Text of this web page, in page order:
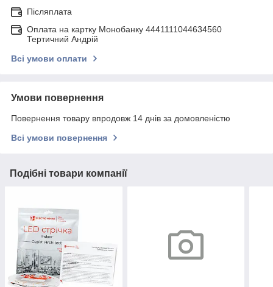
Післяплата
Оплата на картку Монобанку 4441111044634560
Тертичний Андрій
Всі умови оплати
Умови повернення
Повернення товару впродовж 14 днів за домовленістю
Всі умови повернення
Подібні товари компанії